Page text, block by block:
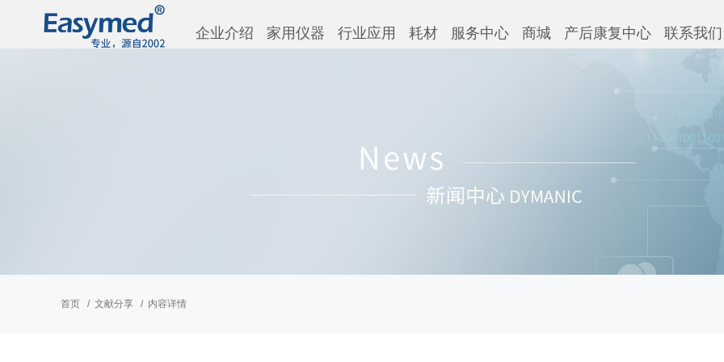
企业介绍 家用仪器 行业应用 耗材 服务中心 商城 产后康复中心 联系我们
首页 文献分享 内容详情